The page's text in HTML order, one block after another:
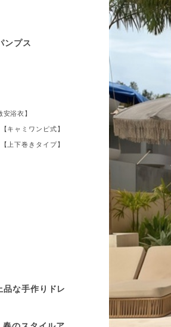
ンプス
安浴衣】
キャミワンピ式】
上下巻きタイプ】
品な手作りドレ